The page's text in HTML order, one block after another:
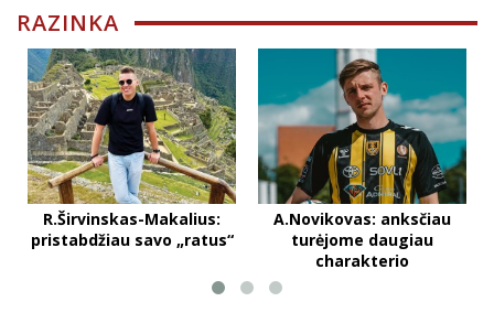
RAZINKA
R.Širvinskas-Makalius:
pristabdžiau savo „ratus“
A.Novikovas: anksčiau
turėjome daugiau
charakterio